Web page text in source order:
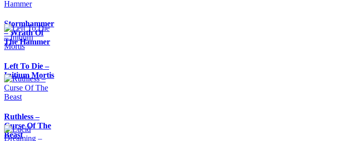
Stormhammer
– Wrath Of
The Hammer
Left To Die –
Initium Mortis
Ruthless –
Curse Of The
Beast